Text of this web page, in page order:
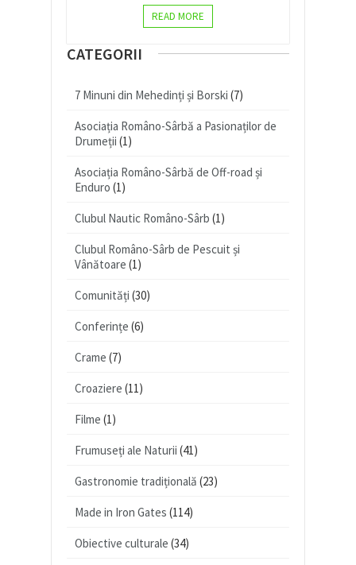
READ MORE
CATEGORII
7 Minuni din Mehedinți și Borski (7)
Asociația Româno-Sârbă a Pasionaților de
Drumeții (1)
Asociația Româno-Sârbă de Off-road și
Enduro (1)
Clubul Nautic Româno-Sârb (1)
Clubul Româno-Sârb de Pescuit și
Vânătoare (1)
Comunități (30)
Conferințe (6)
Crame (7)
Croaziere (11)
Filme (1)
Frumuseți ale Naturii (41)
Gastronomie tradițională (23)
Made in Iron Gates (114)
Obiective culturale (34)